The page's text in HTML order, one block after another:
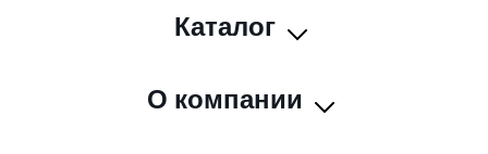
Каталог
О компании